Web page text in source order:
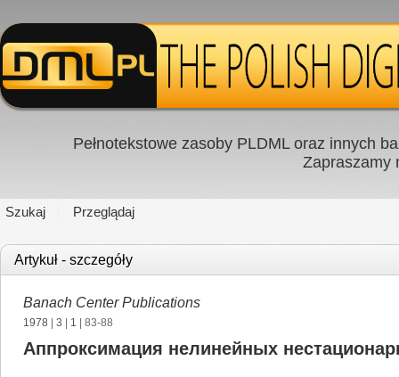
Pełnotekstowe zasoby PLDML oraz innych
Zapraszamy
Szukaj Przeglądaj
Artykuł - szczegóły
Banach Center Publications
1978 3 1 | 83-88
Аппроксимация нелинейных